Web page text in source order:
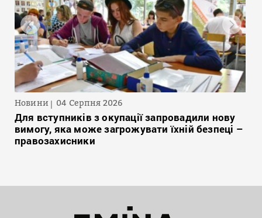
Новини 04 Серпня 2026
Для вступників з окупації запровадили нову
вимогу, яка може загрожувати їхній безпеці –
правозахисники